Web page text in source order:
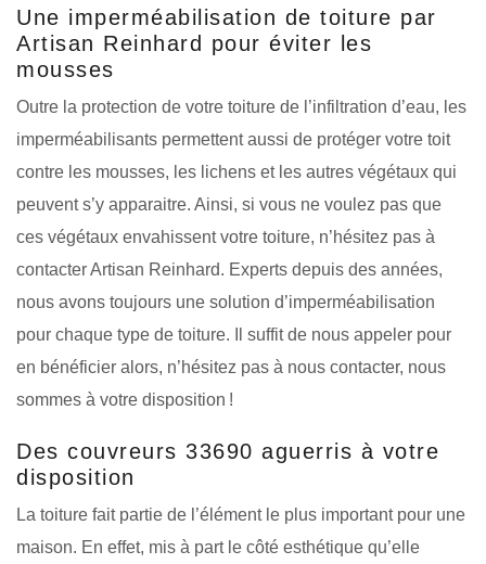
Une imperméabilisation de toiture par
Artisan Reinhard pour éviter les
mousses
Outre la protection de votre toiture de l’infiltration d’eau, les
imperméabilisants permettent aussi de protéger votre toit
contre les mousses, les lichens et les autres végétaux qui
peuvent s’y apparaitre. Ainsi, si vous ne voulez pas que
ces végétaux envahissent votre toiture, n’hésitez pas à
contacter Artisan Reinhard. Experts depuis des années,
nous avons toujours une solution d’imperméabilisation
pour chaque type de toiture. Il suffit de nous appeler pour
en bénéficier alors, n’hésitez pas à nous contacter, nous
sommes à votre disposition !
Des couvreurs 33690 aguerris à votre
disposition
La toiture fait partie de l’élément le plus important pour une
maison. En effet, mis à part le côté esthétique qu’elle